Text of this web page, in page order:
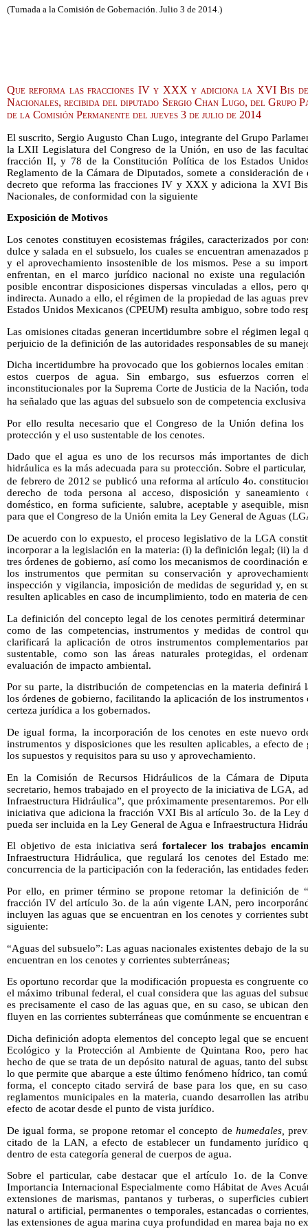
(Turnada a la Comisión de Gobernación. Julio 3 de 2014.)
Que reforma las fracciones IV y XXX y adiciona la XVI Bis
Nacionales, recibida del diputado Sergio Chan Lugo, del Grupo
de la Comisión Permanente del jueves 3 de julio de 2014
El suscrito, Sergio Augusto Chan Lugo, integrante del Grupo
la LXII Legislatura del Congreso de la Unión, en uso de las
fracción II, y 78 de la Constitución Política de los Estados
Reglamento de la Cámara de Diputados, somete a consideración
decreto que reforma las fracciones IV y XXX y adiciona la XVI
Nacionales, de conformidad con la siguiente
Exposición de Motivos
Los cenotes constituyen ecosistemas frágiles, caracterizados por
dulce y salada en el subsuelo, los cuales se encuentran
y el aprovechamiento insostenible de los mismos. Pese a su
enfrentan, en el marco jurídico nacional no existe una
posible encontrar disposiciones dispersas vinculadas a ellos, pero
indirecta. Aunado a ello, el régimen de la propiedad de las aguas
Estados Unidos Mexicanos (CPEUM) resulta ambiguo, sobre todo
Las omisiones citadas generan incertidumbre sobre el régimen legal
perjuicio de la definición de las autoridades responsables de su
Dicha incertidumbre ha provocado que los gobiernos locales emitan
estos cuerpos de agua. Sin embargo, sus esfuerzos corren
inconstitucionales por la Suprema Corte de Justicia de la Nación,
ha señalado que las aguas del subsuelo son de competencia
Por ello resulta necesario que el Congreso de la Unión defina los
protección y el uso sustentable de los cenotes.
Dado que el agua es uno de los recursos más importantes de
hidráulica es la más adecuada para su protección. Sobre el
de febrero de 2012 se publicó una reforma al artículo 4o.
derecho de toda persona al acceso, disposición y
doméstico, en forma suficiente, salubre, aceptable y asequible,
para que el Congreso de la Unión emita la Ley General de Aguas
De acuerdo con lo expuesto, el proceso legislativo de la LGA
incorporar a la legislación en la materia: (i) la definición legal; (ii) la
tres órdenes de gobierno, así como los mecanismos de coordinación
los instrumentos que permitan su conservación y
inspección y vigilancia, imposición de medidas de seguridad y, en
resulten aplicables en caso de incumplimiento, todo en materia de
La definición del concepto legal de los cenotes permitirá
como de las competencias, instrumentos y medidas de control
clarificará la aplicación de otros instrumentos complementarios
sustentable, como son las áreas naturales protegidas, el
evaluación de impacto ambiental.
Por su parte, la distribución de competencias en la materia definirá
los órdenes de gobierno, facilitando la aplicación de los
certeza jurídica a los gobernados.
De igual forma, la incorporación de los cenotes en este nuevo
instrumentos y disposiciones que les resulten aplicables, a efecto
los supuestos y requisitos para su uso y aprovechamiento.
En la Comisión de Recursos Hidráulicos de la Cámara de
secretario, hemos trabajado en el proyecto de la iniciativa de LGA,
Infraestructura Hidráulica”, que próximamente presentaremos. Por
iniciativa que adiciona la fracción VXI Bis al artículo 3o. de la Ley
pueda ser incluida en la Ley General de Agua e Infraestructura
El objetivo de esta iniciativa será fortalecer los trabajos
Infraestructura Hidráulica, que regulará los cenotes del Estado
concurrencia de la participación con la federación, las entidades
Por ello, en primer término se propone retomar la definición de
fracción IV del artículo 3o. de la aún vigente LAN, pero
incluyen las aguas que se encuentran en los cenotes y corrientes
siguiente:
“Aguas del subsuelo”: Las aguas nacionales existentes debajo de la
encuentran en los cenotes y corrientes subterráneas;
Es oportuno recordar que la modificación propuesta es congruente
el máximo tribunal federal, el cual considera que las aguas del
es precisamente el caso de las aguas que, en su caso, se ubican
fluyen en las corrientes subterráneas que comúnmente se encuentran
Dicha definición adopta elementos del concepto legal que se
Ecológico y la Protección al Ambiente de Quintana Roo, pero
hecho de que se trata de un depósito natural de aguas, tanto del
lo que permite que abarque a este último fenómeno hídrico, tan
forma, el concepto citado servirá de base para los que, en su
reglamentos municipales en la materia, cuando desarrollen las
efecto de acotar desde el punto de vista jurídico.
De igual forma, se propone retomar el concepto de humedales,
citado de la LAN, a efecto de establecer un fundamento jurídico
dentro de esta categoría general de cuerpos de agua.
Sobre el particular, cabe destacar que el artículo 1o. de la
Importancia Internacional Especialmente como Hábitat de Aves
extensiones de marismas, pantanos y turberas, o superficies
natural o artificial, permanentes o temporales, estancadas o
las extensiones de agua marina cuya profundidad en marea baja no